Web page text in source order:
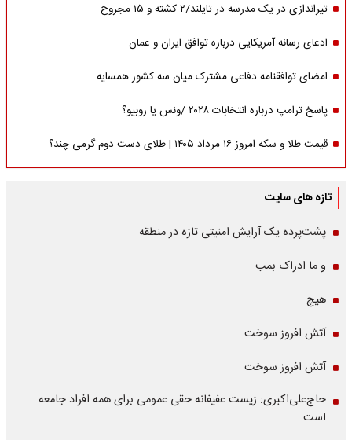
تیراندازی در یک مدرسه در تایلند/۲ کشته و ۱۵ مجروح
ادعای رسانه آمریکایی درباره توافق ایران و عمان
امضای توافقنامه دفاعی مشترک میان سه کشور همسایه
پاسخ ترامپ درباره انتخابات ۲۰۲۸ /ونس یا روبیو؟
قیمت طلا و سکه امروز ۱۶ مرداد ۱۴۰۵ | طلای دست دوم گرمی چند؟
تازه های سایت
پشت‌پرده یک آرایش امنیتی تازه در منطقه
و ما ادراک بمب
هیچ
آتش افروز سوخت
آتش افروز سوخت
حاج‌علی‌اکبری: زیست عفیفانه حقی عمومی برای همه افراد جامعه
است